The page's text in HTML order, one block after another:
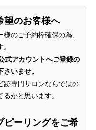
望のお客様へ
のご予約枠確保の為、
式アカウントへご登録の
さいませ。
跡専門サロンならではの
かと思います。
ピーリングをご希